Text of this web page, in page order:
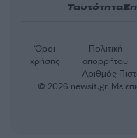
Ταυτότητα
Αριθμός
Όροι
χρήσης
Πολιτική
απορρήτου
© 2026 newsit.gr. Με